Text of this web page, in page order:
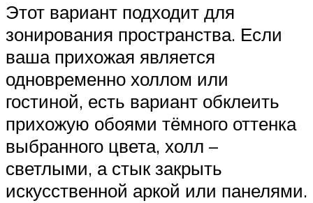
Этот вариант подходит для
зонирования пространства. Если
ваша прихожая является
одновременно холлом или
гостиной, есть вариант обклеить
прихожую обоями тёмного оттенка
выбранного цвета, холл –
светлыми, а стык закрыть
искусственной аркой или панелями.